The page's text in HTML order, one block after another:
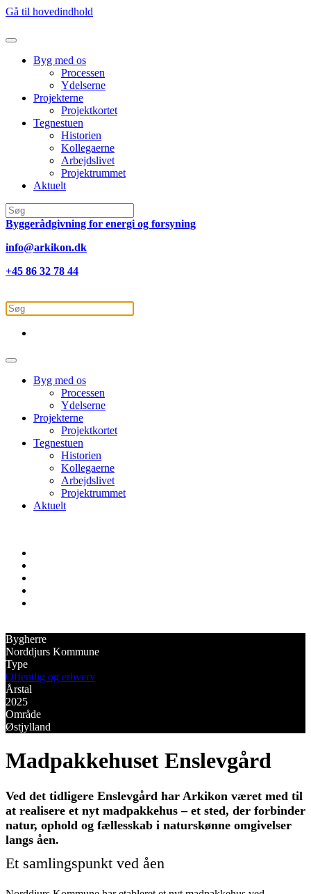
Gå til hovedindhold
Byg med os
Processen
Ydelserne
Projekterne
Projektkortet
Tegnestuen
Historien
Kollegaerne
Arbejdslivet
Projektrummet
Aktuelt
Byggerådgivning for energi og forsyning
info@arkikon.dk
+45 86 32 78 44
Byg med os
Processen
Ydelserne
Projekterne
Projektkortet
Tegnestuen
Historien
Kollegaerne
Arbejdslivet
Projektrummet
Aktuelt
Bygherre
Norddjurs Kommune
Type
Offentlig og erhverv
Årstal
2025
Område
Østjylland
Madpakkehuset Enslevgård
Ved det tidligere Enslevgård har Arkikon været med til
at realisere et nyt madpakkehus – et sted, der forbinder
natur, ophold og fællesskab i naturskønne omgivelser
langs åen.
Et samlingspunkt ved åen